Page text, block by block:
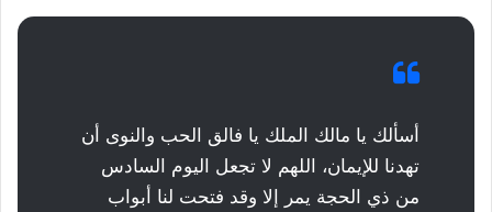
أسألك يا مالك الملك يا فالق الحب والنوى أن
تهدنا للإيمان، اللهم لا تجعل اليوم السادس
من ذي الحجة يمر إلا وقد فتحت لنا أبواب